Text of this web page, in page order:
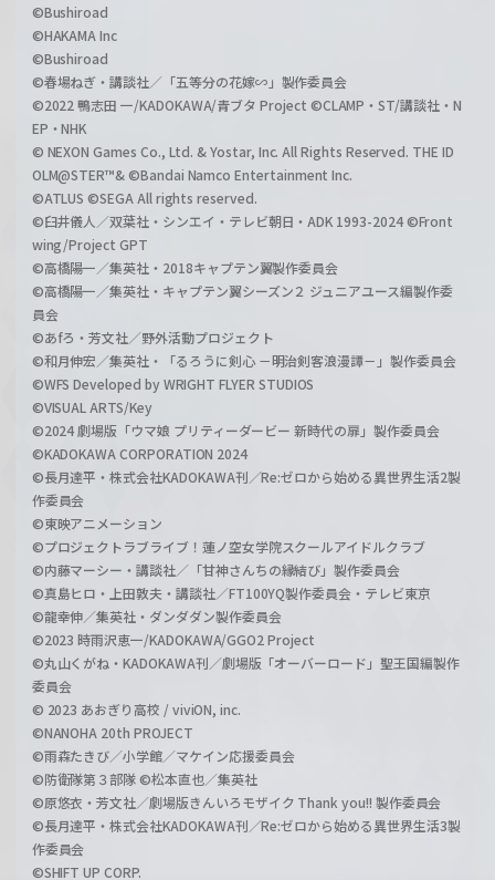
©Bushiroad
©HAKAMA Inc
©Bushiroad
©春場ねぎ・講談社／「五等分の花嫁∽」製作委員会
©2022 鴨志田 一/KADOKAWA/青ブタ Project ©CLAMP・ST/講談社・N
EP・NHK
© NEXON Games Co., Ltd. & Yostar, Inc. All Rights Reserved. THE ID
OLM@STER™& ©Bandai Namco Entertainment Inc.
©ATLUS ©SEGA All rights reserved.
©臼井儀人／双葉社・シンエイ・テレビ朝日・ADK 1993-2024 ©Front
wing/Project GPT
©高橋陽一／集英社・2018キャプテン翼製作委員会
©高橋陽一／集英社・キャプテン翼シーズン２ ジュニアユース編製作委
員会
©あfろ・芳文社／野外活動プロジェクト
©和月伸宏／集英社・「るろうに剣心 －明治剣客浪漫譚－」製作委員会
©WFS Developed by WRIGHT FLYER STUDIOS
©VISUAL ARTS/Key
©2024 劇場版「ウマ娘 プリティーダービー 新時代の扉」製作委員会
©KADOKAWA CORPORATION 2024
©長月達平・株式会社KADOKAWA刊／Re:ゼロから始める異世界生活2製
作委員会
©東映アニメーション
©プロジェクトラブライブ！蓮ノ空女学院スクールアイドルクラブ
©内藤マーシー・講談社／「甘神さんちの縁結び」製作委員会
©真島ヒロ・上田敦夫・講談社／FT100YQ製作委員会・テレビ東京
©龍幸伸／集英社・ダンダダン製作委員会
©2023 時雨沢恵一/KADOKAWA/GGO2 Project
©丸山くがね・KADOKAWA刊／劇場版「オーバーロード」聖王国編製作
委員会
© 2023 あおぎり高校 / viviON, inc.
©NANOHA 20th PROJECT
©雨森たきび／小学館／マケイン応援委員会
©防衛隊第３部隊 ©松本直也／集英社
©原悠衣・芳文社／劇場版きんいろモザイク Thank you!! 製作委員会
©長月達平・株式会社KADOKAWA刊／Re:ゼロから始める異世界生活3製
作委員会
©SHIFT UP CORP.